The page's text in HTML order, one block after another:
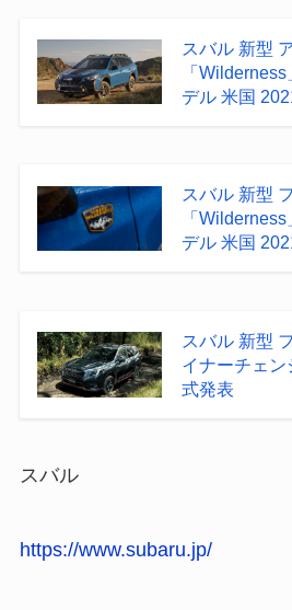
スバル 新型
「
デル 米国
スバル 新型
「
デル 米国
スバル 新型
イナーチェ
式発表
スバル
https://www.subaru.jp/